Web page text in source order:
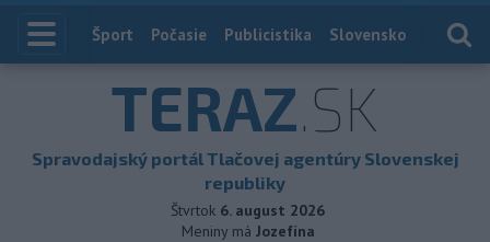
Index
Šport Počasie Publicistika Slovensko
TERAZ.SK
Spravodajský portál Tlačovej agentúry Slovenskej
republiky
Štvrtok 6. august 2026
Meniny má Jozefína